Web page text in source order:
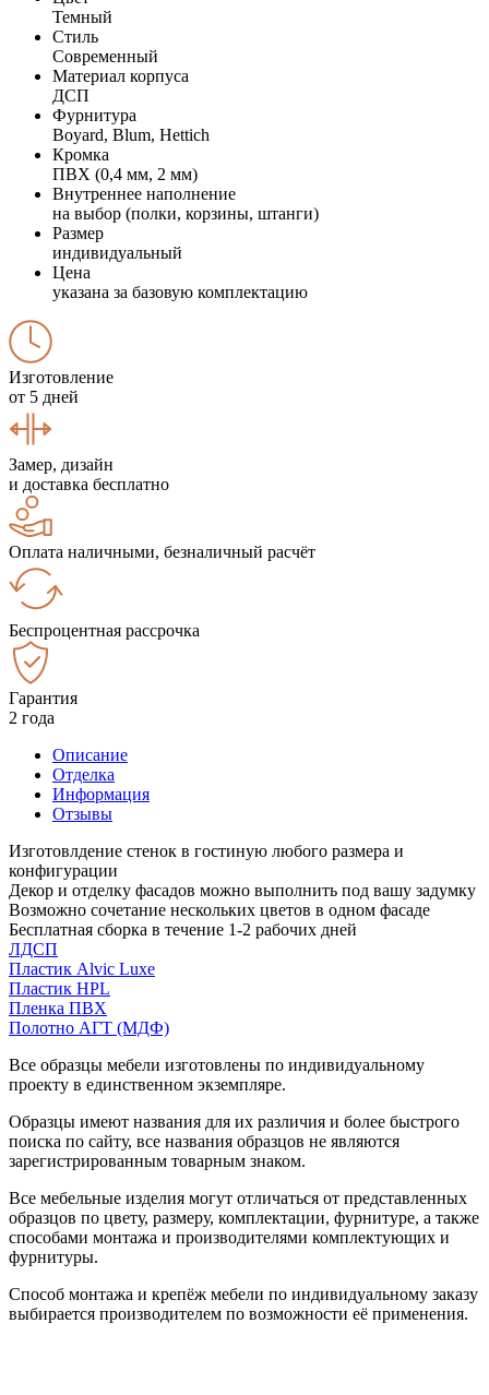
Темный
Стиль
Современный
Материал корпуса
ДСП
Фурнитура
Boyard, Blum, Hettich
Кромка
ПВХ (0,4 мм, 2 мм)
Внутреннее наполнение
на выбор (полки, корзины, штанги)
Размер
индивидуальный
Цена
указана за базовую комплектацию
Изготовление
от 5 дней
Замер, дизайн
и доставка бесплатно
Оплата наличными, безналичный расчёт
Беспроцентная рассрочка
Гарантия
2 года
Описание
Отделка
Информация
Отзывы
Изготовлдение стенок в гостиную любого размера и
конфигурации
Декор и отделку фасадов можно выполнить под вашу задумку
Возможно сочетание нескольких цветов в одном фасаде
Бесплатная сборка в течение 1-2 рабочих дней
ЛДСП
Пластик Alvic Luxe
Пластик HPL
Пленка ПВХ
Полотно АГТ (МДФ)
Все образцы мебели изготовлены по индивидуальному
проекту в единственном экземпляре.
Образцы имеют названия для их различия и более быстрого
поиска по сайту, все названия образцов не являются
зарегистрированным товарным знаком.
Все мебельные изделия могут отличаться от представленных
образцов по цвету, размеру, комплектации, фурнитуре, а также
способами монтажа и производителями комплектующих и
фурнитуры.
Способ монтажа и крепёж мебели по индивидуальному заказу
выбирается производителем по возможности её применения.